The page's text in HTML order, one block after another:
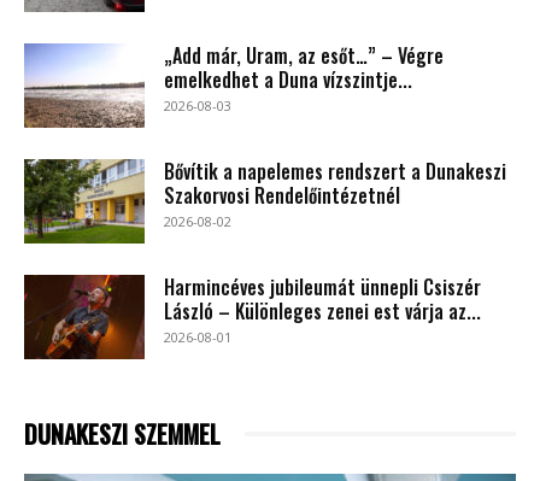
„Add már, Uram, az esőt…” – Végre
emelkedhet a Duna vízszintje...
2026-08-03
Bővítik a napelemes rendszert a Dunakeszi
Szakorvosi Rendelőintézetnél
2026-08-02
Harmincéves jubileumát ünnepli Csiszér
László – Különleges zenei est várja az...
2026-08-01
DUNAKESZI SZEMMEL